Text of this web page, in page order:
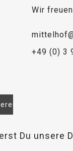
Du unsere
Wir
+49 (0) 3